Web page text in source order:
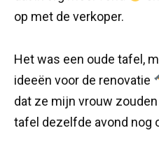
op met de verkoper.
Het was een oude tafel,
ideeën voor de renovatie
dat ze mijn vrouw
tafel dezelfde avond nog